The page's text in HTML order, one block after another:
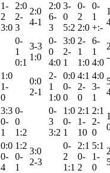
1-
2
3:0
2:0
2-
3
2:0
4-1
2:0
6-
3
3-
0
5:2
0-
2
2:0
0-
1
+:-
0-
1
0:1
3-3
1:0
0-
0
4:0
3:0
2-
1
2-
1
1:0
6-
1
4:0
1:0
1-
0
0:0
2-1
2-
1
1:0
0:0
0-
0
4:1
2-
0
4:0
3-
1
3:3
0-
1
0-
0
1:2
0-
3
3:2
1:0
0-
1
2:1
1-
10
2:1
2-
0
0:0
0-
4
1:2
0-
1
3:0
2-3
0-
2
1:1
2:1
0-
2
5:1
1-
0